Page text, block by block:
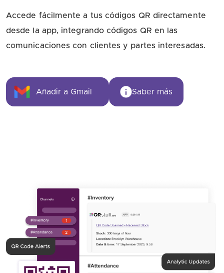
Accede fácilmente a tus códigos QR directamente
desde la app, integrando códigos QR en las
comunicaciones con clientes y partes interesadas.
Añadir a Gmail Saber más